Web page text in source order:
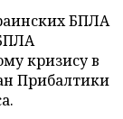
БПЛА
кризису в
Прибалтики